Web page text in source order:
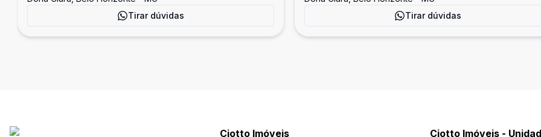
Tirar dúvidas
Tirar dúvidas
Ciotto Imóveis Ciotto Imóveis -